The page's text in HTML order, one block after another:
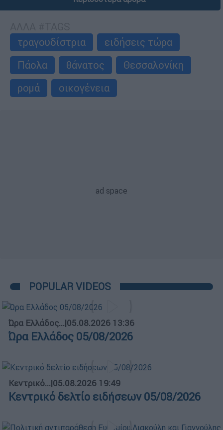
τραγουδίστρια
ειδήσεις τώρα
Πάολα
θάνατος
Θεσσαλονίκη
ρομά
οικογένεια
POPULAR VIDEOS
Ώρα Ελλάδος...|05.08.2026 13:36
Ώρα Ελλάδος 05/08/2026
Κεντρικό...|05.08.2026 19:49
Κεντρικό δελτίο ειδήσεων 05/08/2026